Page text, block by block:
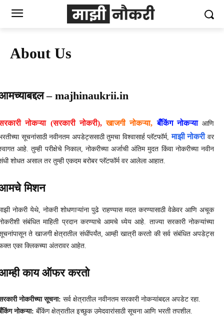
About Us
– majhinaukrii.in
नोकऱ्या (सरकारी नोकरी), खाजगी नोकऱ्या, बँकिंग नोकऱ्याआणि
सूचनांसाठी नवीनतम अपडेट्ससाठी तुमचा विश्वासार्ह प्लॅटफॉर्म,माझी नोकरी वर
आहे. तुम्ही परीक्षेचे निकाल, नोकरीच्या अर्जाची अंतिम मुदत किंवा नोकरीच्या नवीन
शोधत असाल तर तुम्ही एकदम बरोबर प्लॅटफॉर्म वर आलेला आहात.
मिशन
नोकरी येथे, नोकरी शोधणाऱ्यांना पुढे राहण्यास मदत करण्यासाठी वेळेवर आणि अचूक
संबंधित माहिती प्रदान करण्याचे आमचे ध्येय आहे. ताज्या सरकारी नोकऱ्यांच्या
ते खाजगी क्षेत्रातील संधींपर्यंत, आम्ही खात्री करतो की सर्व संबंधित अपडेट्स
एका क्लिकच्या अंतरावर आहेत.
काय ऑफर करतो
नोकरीच्या सूचना: सर्व क्षेत्रातील नवीनतम सरकारी नोकऱ्यांबद्दल अपडेट रहा.
नोकऱ्या: बँकिंग क्षेत्रातील इच्छुक उमेदवारांसाठी सूचना आणि भरती तपशील.